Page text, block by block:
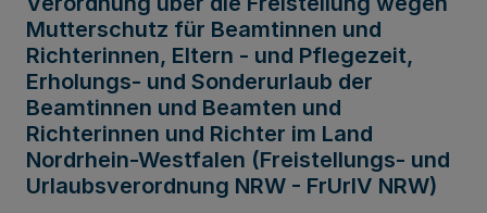
Mutterschutz für Beamtinnen und
Richterinnen, Eltern - und Pflegezeit,
Erholungs- und Sonderurlaub der
Beamtinnen und Beamten und
Richterinnen und Richter im Land
Nordrhein-Westfalen (Freistellungs- und
Urlaubsverordnung NRW - FrUrlV NRW)